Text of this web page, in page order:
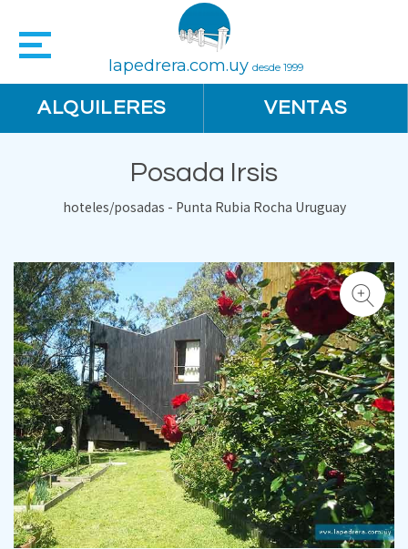
lapedrera.com.uy desde 1999
ALQUILERES VENTAS
Posada Irsis
hoteles/posadas - Punta Rubia Rocha Uruguay